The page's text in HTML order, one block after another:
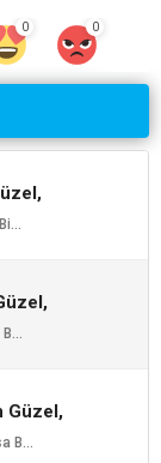
0 0
Tusi
Güzel,
B...